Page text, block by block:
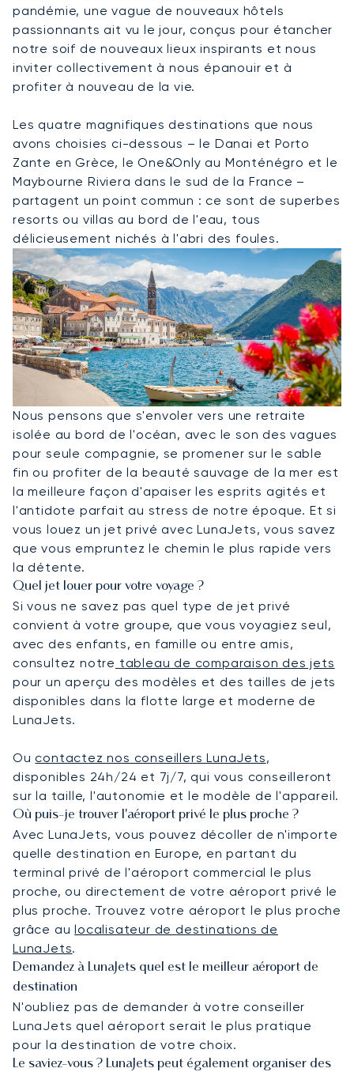
pandémie, une vague de nouveaux hôtels
passionnants ait vu le jour, conçus pour étancher
notre soif de nouveaux lieux inspirants et nous
inviter collectivement à nous épanouir et à
profiter à nouveau de la vie.
Les quatre magnifiques destinations que nous
avons choisies ci-dessous – le Danai et Porto
Zante en Grèce, le One&Only au Monténégro et le
Maybourne Riviera dans le sud de la France –
partagent un point commun : ce sont de superbes
resorts ou villas au bord de l'eau, tous
délicieusement nichés à l'abri des foules.
Nous pensons que s'envoler vers une retraite
isolée au bord de l'océan, avec le son des vagues
pour seule compagnie, se promener sur le sable
fin ou profiter de la beauté sauvage de la mer est
la meilleure façon d'apaiser les esprits agités et
l'antidote parfait au stress de notre époque. Et si
vous louez un jet privé avec LunaJets, vous savez
que vous empruntez le chemin le plus rapide vers
la détente.
Quel jet louer pour votre voyage ?
Si vous ne savez pas quel type de jet privé
convient à votre groupe, que vous voyagiez seul,
avec des enfants, en famille ou entre amis,
consultez notre tableau de comparaison des jets
pour un aperçu des modèles et des tailles de jets
disponibles dans la flotte large et moderne de
LunaJets.
Ou contactez nos conseillers LunaJets,
disponibles 24h/24 et 7j/7, qui vous conseilleront
sur la taille, l'autonomie et le modèle de l'appareil.
Où puis-je trouver l'aéroport privé le plus proche ?
Avec LunaJets, vous pouvez décoller de n'importe
quelle destination en Europe, en partant du
terminal privé de l'aéroport commercial le plus
proche, ou directement de votre aéroport privé le
plus proche. Trouvez votre aéroport le plus proche
grâce aulocalisateur de destinations de
LunaJets.
Demandez à LunaJets quel est le meilleur aéroport de
destination
N'oubliez pas de demander à votre conseiller
LunaJets quel aéroport serait le plus pratique
pour la destination de votre choix.
Le saviez-vous ? LunaJets peut également organiser des